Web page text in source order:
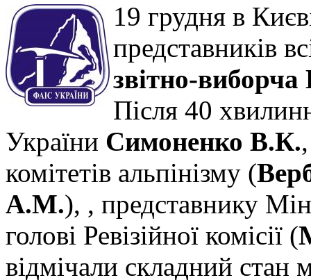
19 грудня в
представників
звітно-
Після 40
України Симоненко В.К.
комітетів альпінізму (
А.М.), , представнику
голові Ревізійної комісії (
відмічали складний стан